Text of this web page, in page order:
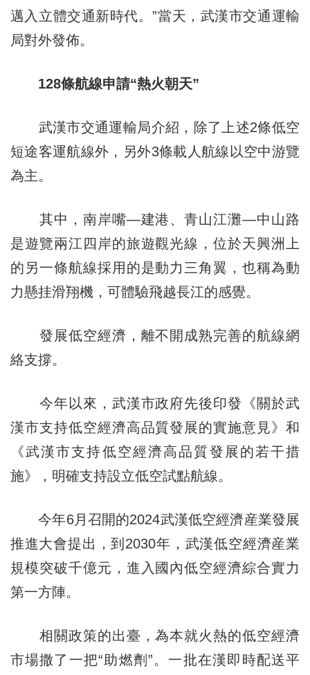
邁入立體交通新時代。”當天，武漢市交通運輸
局對外發佈。
128條航線申請“熱火朝天”
武漢市交通運輸局介紹，除了上述2條低空
短途客運航線外，另外3條載人航線以空中游覽
為主。
其中，南岸嘴—建港、青山江灘—中山路
是遊覽兩江四岸的旅遊觀光線，位於天興洲上
的另一條航線採用的是動力三角翼，也稱為動
力懸挂滑翔機，可體驗飛越長江的感覺。
發展低空經濟，離不開成熟完善的航線網
絡支撐。
今年以來，武漢市政府先後印發《關於武
漢市支持低空經濟高品質發展的實施意見》和
《武漢市支持低空經濟高品質發展的若干措
施》，明確支持設立低空試點航線。
今年6月召開的2024武漢低空經濟産業發展
推進大會提出，到2030年，武漢低空經濟産業
規模突破千億元，進入國內低空經濟綜合實力
第一方陣。
相關政策的出臺，為本就火熱的低空經濟
市場撒了一把“助燃劑”。一批在漢即時配送平